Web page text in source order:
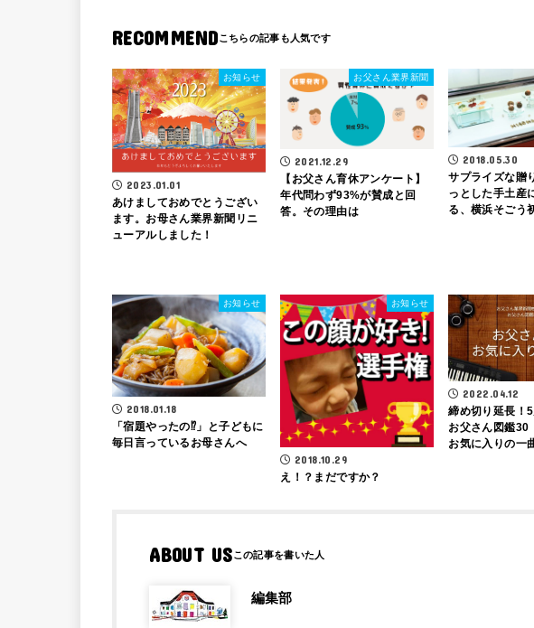
RECOMMEND
お知らせ
2023.01.01
あけましておめでとうござい
ます。お母さん業界新聞リニ
ューアルしました！
お父さん業界新聞
2021.12.29
【お父さん育休アンケート】
年代問わず93%が賛成と回
答。その理由は
2018.05.30
サプライズな贈
っとした手土産
る、横浜そごう
お知らせ
2018.01.18
「宿題やったの⁉」と子どもに
毎日言っているお母さんへ
お知らせ
2018.10.29
え！？まだですか？
2022.04.12
締め切り延長！
お父さん図鑑30
お気に入りの一
ABOUT US
編集部